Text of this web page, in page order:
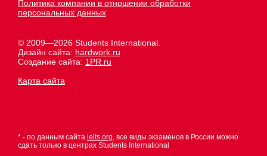
Политика компании в отношении обработки
персональных данных
© 2009—2026 Students International.
Дизайн сайта: hardwork.ru
Создание сайта: 1PR.ru
Карта сайта
* - по данным сайта ielts.org, все виды экзаменов в России можно
сдать только в центрах Students International